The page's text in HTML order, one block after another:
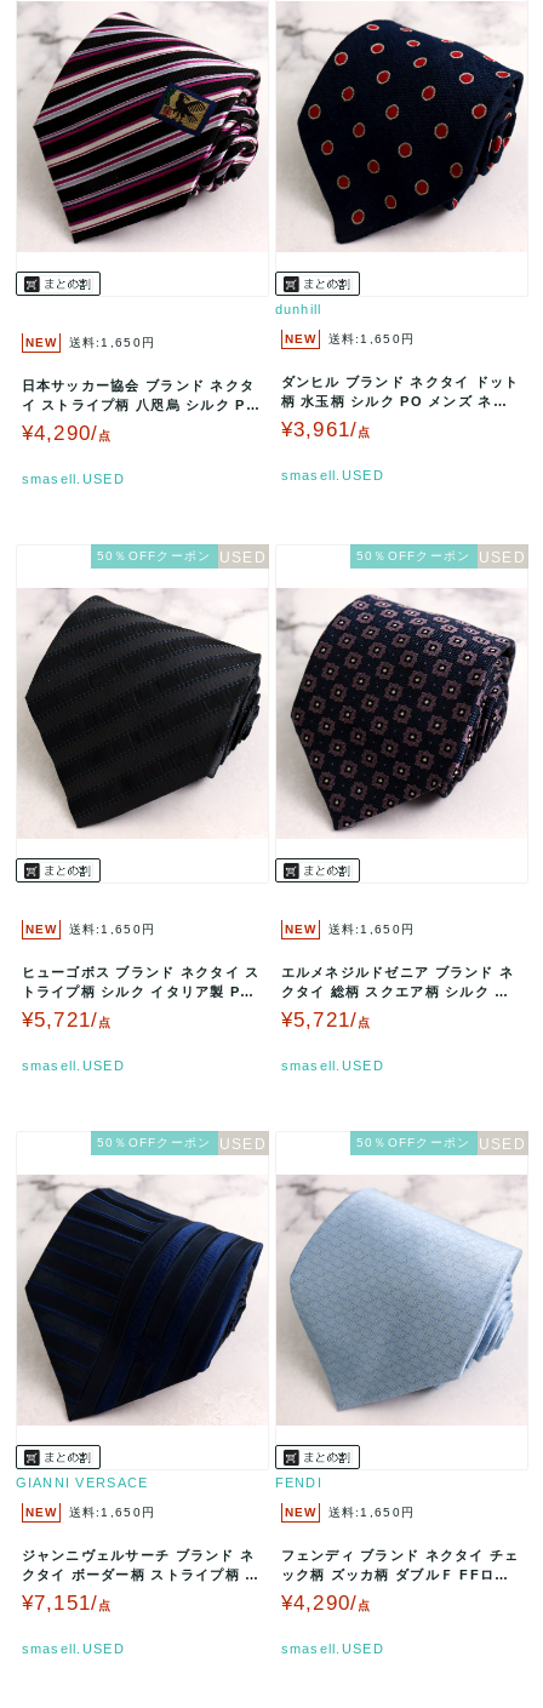
NEW 送料:1,650円
日本サッカー協会 ブランド ネクタ
イ ストライプ柄 八咫烏 シルク PO
メンズ パープル Japa…
¥4,290/点
smasell.USED
dunhill
NEW 送料:1,650円
ダンヒル ブランド ネクタイ ドット
柄 水玉柄 シルク PO メンズ ネイ
ビー dunhill 【中…
¥3,961/点
smasell.USED
50％OFFクーポン
NEW 送料:1,650円
ヒューゴボス ブランド ネクタイ ス
トライプ柄 シルク イタリア製 PO
メンズ ネイビー HUGO…
¥5,721/点
smasell.USED
50％OFFクーポン
NEW 送料:1,650円
エルメネジルドゼニア ブランド ネ
クタイ 総柄 スクエア柄 シルク イ
タリア製 PO メンズ ネイビ…
¥5,721/点
smasell.USED
50％OFFクーポン
GIANNI VERSACE
NEW 送料:1,650円
ジャンニヴェルサーチ ブランド ネ
クタイ ボーダー柄 ストライプ柄 メ
デューサ PO メンズ ネイ…
¥7,151/点
smasell.USED
50％OFFクーポン
FENDI
NEW 送料:1,650円
フェンディ ブランド ネクタイ チェ
ック柄 ズッカ柄 ダブルＦ FFロゴ
シルク イタリア製 PO …
¥4,290/点
smasell.USED